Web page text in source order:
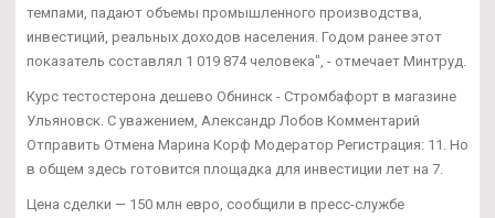
темпами, падают объемы промышленного производства,
инвестиций, реальных доходов населения. Годом ранее этот
показатель составлял 1 019 874 человека", - отмечает Минтруд.
Курс тестостерона дешево Обнинск - Стромбафорт в магазине
Ульяновск. С уважением, Александр Лобов Комментарий
Отправить Отмена Марина Корф Модератор Регистрация: 11. Но
в общем здесь готовится площадка для инвестиции лет на 7.
Цена сделки — 150 млн евро, сообщили в пресс-службе